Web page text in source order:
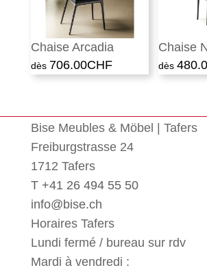
Chaise Arcadia
706.00CHF
Chaise
Bise Meubles & Möbel | Tafers
Freiburgstrasse 24
1712 Tafers
T +41 26 494 55 50
info@bise.ch
Horaires Tafers
Lundi fermé / bureau sur rdv
Mardi à vendredi :